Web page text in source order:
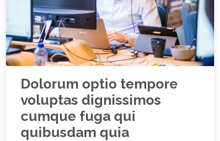
Dolorum optio tempore
voluptas dignissimos
cumque fuga qui
quibusdam quia